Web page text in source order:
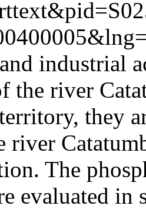
industrial
the river
they
river
The
evaluated in